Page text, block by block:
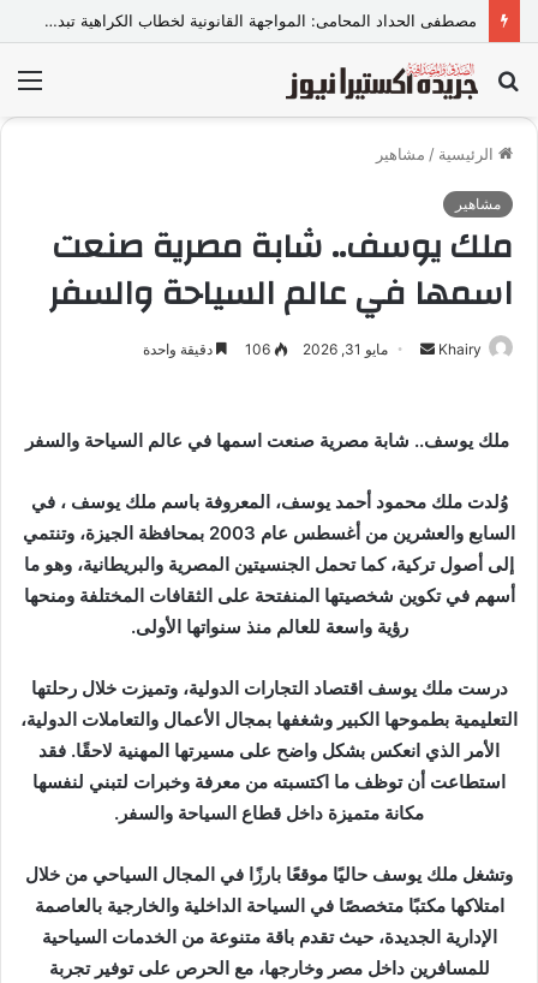
مصطفى الحداد المحامى: المواجهة القانونية لخطاب الكراهية تبدأ بتشريع واضح ووعي مجتمعي
بحث
عن
الرئيسية / مشاهير
مشاهير
ملك يوسف.. شابة مصرية صنعت
اسمها في عالم السياحة والسفر
Khairy
ا
إ
ت
ر
و
ن
ي
مايو 31, 2026 106 دقيقة واحدة
ملك يوسف.. شابة مصرية صنعت اسمها في عالم السياحة والسفر
وُلدت ملك محمود أحمد يوسف، المعروفة باسم ملك يوسف ، في
السابع والعشرين من أغسطس عام 2003 بمحافظة الجيزة، وتنتمي
إلى أصول تركية، كما تحمل الجنسيتين المصرية والبريطانية، وهو ما
أسهم في تكوين شخصيتها المنفتحة على الثقافات المختلفة ومنحها
رؤية واسعة للعالم منذ سنواتها الأولى.
درست ملك يوسف اقتصاد التجارات الدولية، وتميزت خلال رحلتها
التعليمية بطموحها الكبير وشغفها بمجال الأعمال والتعاملات الدولية،
الأمر الذي انعكس بشكل واضح على مسيرتها المهنية لاحقًا. فقد
استطاعت أن توظف ما اكتسبته من معرفة وخبرات لتبني لنفسها
مكانة متميزة داخل قطاع السياحة والسفر.
وتشغل ملك يوسف حاليًا موقعًا بارزًا في المجال السياحي من خلال
امتلاكها مكتبًا متخصصًا في السياحة الداخلية والخارجية بالعاصمة
الإدارية الجديدة، حيث تقدم باقة متنوعة من الخدمات السياحية
للمسافرين داخل مصر وخارجها، مع الحرص على توفير تجربة